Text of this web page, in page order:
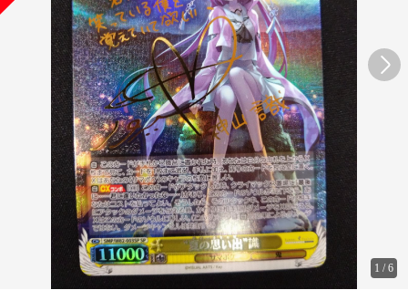
1 /6